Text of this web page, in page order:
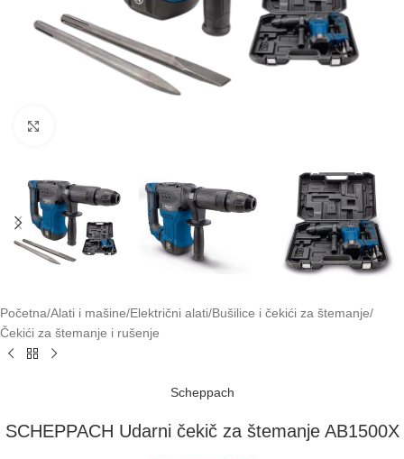
Početna/Alati i mašine/Električni alati/Bušilice i čekići za štemanje/
Čekići za štemanje i rušenje
Scheppach
SCHEPPACH Udarni čekič za štemanje AB1500X